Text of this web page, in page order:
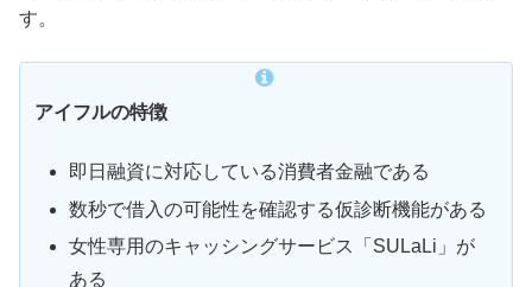
す。
アイフルの特徴
即日融資に対応している消費者金融である
数秒で借入の可能性を確認する仮診断機能がある
女性専用のキャッシングサービス「SULaLi」が
ある